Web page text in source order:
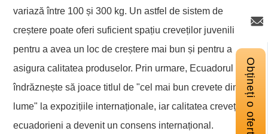
variază între 100 și 300 kg. Un astfel de sistem de
creștere poate oferi suficient spațiu creveților juvenili
pentru a avea un loc de creștere mai bun și pentru a
asigura calitatea produselor. Prin urmare, Ecuadorul
îndrăznește să joace titlul de "cel mai bun crevete din
lume" la expozițiile internaționale, iar calitatea creveților
ecuadorieni a devenit un consens internațional.
Obțineți o ofertă